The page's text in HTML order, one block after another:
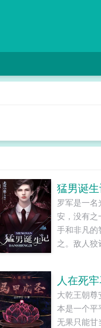
猛男诞
罗军是一
安，没有之
手和非凡的
之。敌人
时，罗军的
尘，我破不
人在死
大乾王朝
本是一个平
无果只能